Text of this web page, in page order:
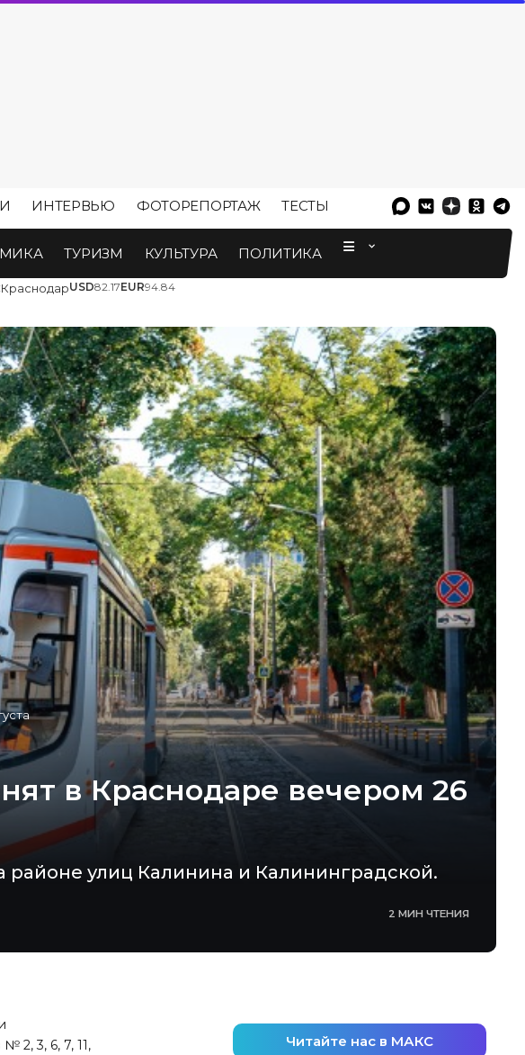
ИНТЕРВЬЮ ФОТОРЕПОРТАЖ ТЕСТЫ
ТУРИЗМ КУЛЬТУРА ПОЛИТИКА
КраснодарUSD82.17EUR94.84
в Краснодаре вечером 26
улиц Калинина и Калининградской.
2 МИН ЧТЕНИЯ
2, 3, 6, 7, 11,
Читайте нас в МАКС